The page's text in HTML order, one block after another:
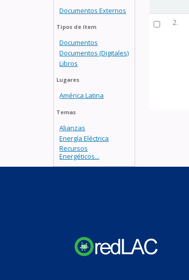
Documentos Externos
Tipos de ítem
Documentos
Documentos (Digitales)
Libros
Lugares
América Latina
Temas
Alianzas
Energía Eléctrica
Recursos
Energéticos...
2.